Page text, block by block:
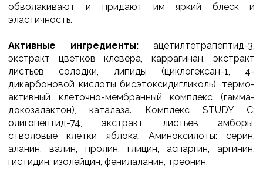
обволакивают и придают им яркий блеск и
эластичность.
Активные ингредиенты: ацетилтетрапептид-3,
экстракт цветков клевера, каррагинан, экстракт
листьев солодки, липиды (циклогексан-1, 4-
дикарбоновой кислоты бисэтоксидигликоль), термо-
активный клеточно-мембранный комплекс (гамма-
докозалактон), каталаза. Комплекс STUDY C:
олигопептид-74, экстракт листьев амборы,
стволовые клетки яблока. Аминоксилоты: серин,
аланин, валин, пролин, глицин, аспаргин, аргинин,
гистидин, изолейцин, фенилаланин, треонин.